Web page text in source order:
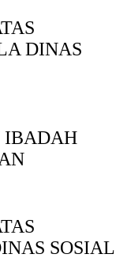
DINAS
IBADAH
SOSIAL